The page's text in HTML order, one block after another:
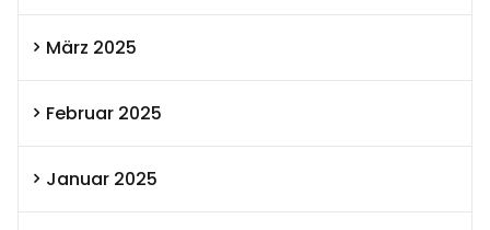
März 2025
Februar 2025
Januar 2025